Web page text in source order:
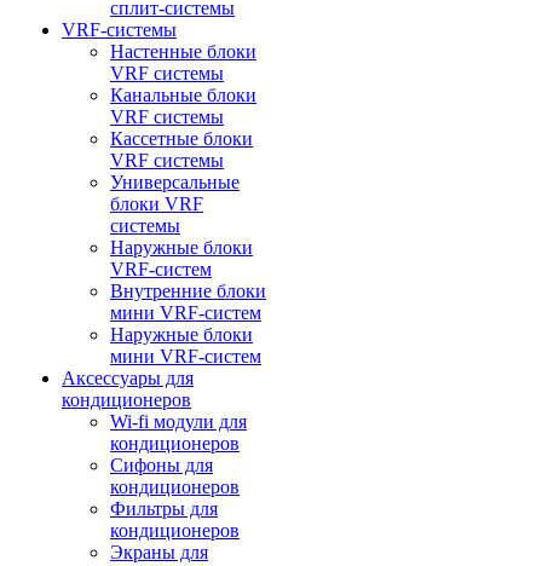
сплит-системы
VRF-системы
Настенные блоки
VRF системы
Канальные блоки
VRF системы
Кассетные блоки
VRF системы
Универсальные
блоки VRF
системы
Наружные блоки
VRF-систем
Внутренние блоки
мини VRF-систем
Наружные блоки
мини VRF-систем
Аксессуары для
кондиционеров
Wi-fi модули для
кондиционеров
Сифоны для
кондиционеров
Фильтры для
кондиционеров
Экраны для